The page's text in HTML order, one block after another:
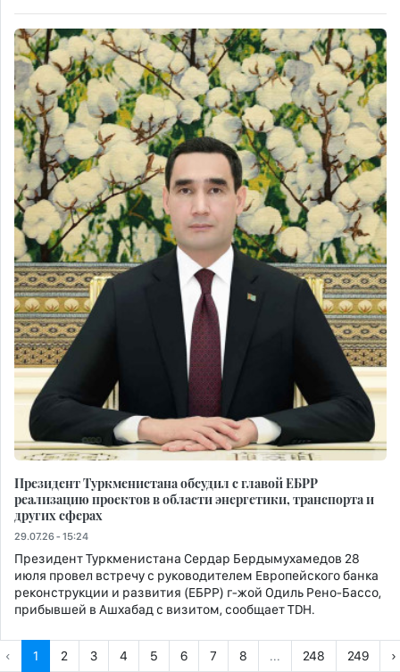
Президент Туркменистана обсудил с главой ЕБРР
реализацию проектов в области энергетики, транспорта и
других сферах
29.07.26 - 15:24
Президент Туркменистана Сердар Бердымухамедов 28
июля провел встречу с руководителем Европейского банка
реконструкции и развития (ЕБРР) г-жой Одиль Рено-Бассо,
прибывшей в Ашхабад с визитом, сообщает TDH.
‹ 1 2 3 4 5 6 7 8 ... 248 249 ›